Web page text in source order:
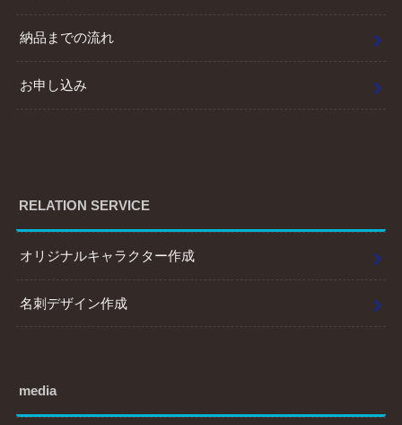
納品までの流れ
お申し込み
RELATION SERVICE
オリジナルキャラクター作成
名刺デザイン作成
media